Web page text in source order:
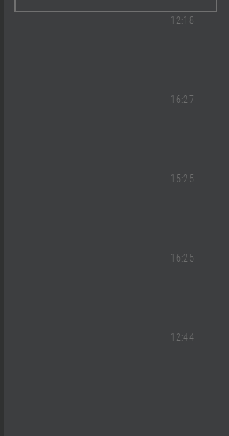
12:18
16:27
15:25
16:25
12:44